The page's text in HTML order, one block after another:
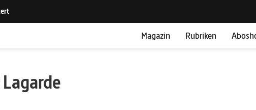
Magazin Rubriken
Lagarde